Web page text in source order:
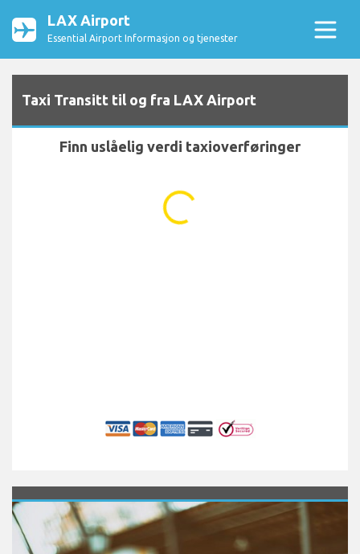
LAX Airport
Essential Airport Informasjon og tjenester
Taxi Transitt til og fra LAX Airport
Finn uslåelig verdi taxioverføringer
...